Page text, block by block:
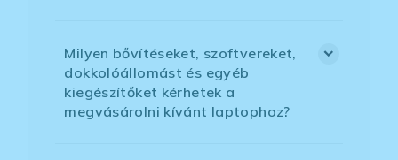
Milyen bővítéseket, szoftvereket,
dokkolóállomást és egyéb
kiegészítőket kérhetek a
megvásárolni kívánt laptophoz?